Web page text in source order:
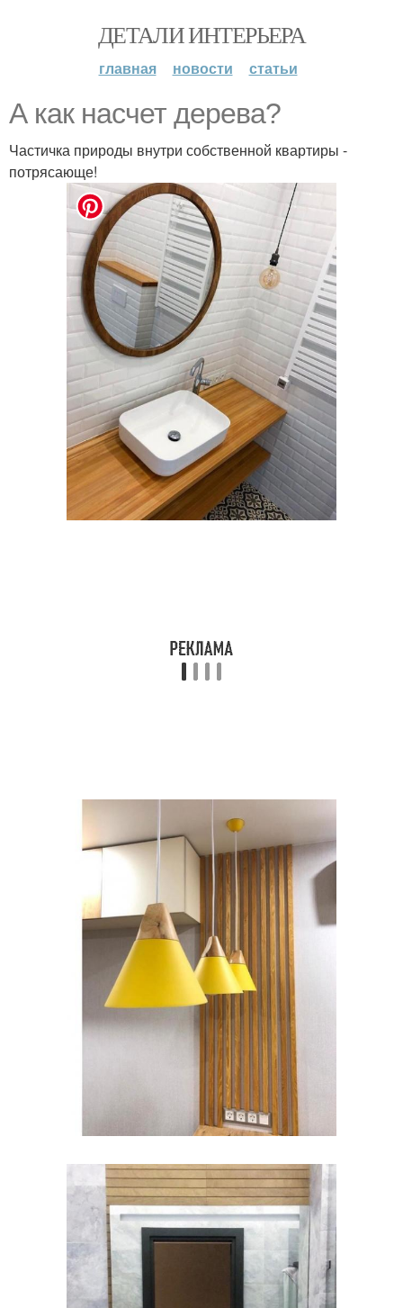
ДЕТАЛИ ИНТЕРЬЕРА
главная новости статьи
А как насчет дерева?
Частичка природы внутри собственной квартиры -
потрясающе!